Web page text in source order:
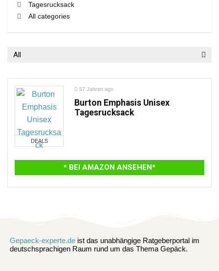
Tagesrucksack
All categories
All
DEALS
57 Jahren ago
Burton Emphasis Unisex
Tagesrucksack
* BEI AMAZON ANSEHEN*
Gepaeck-experte.de ist das unabhängige Ratgeberportal im
deutschsprachigen Raum rund um das Thema Gepäck.